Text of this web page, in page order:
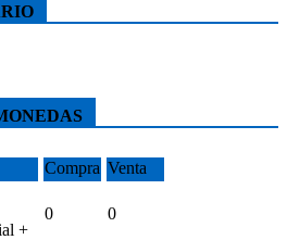
Compra Venta
+
0 0